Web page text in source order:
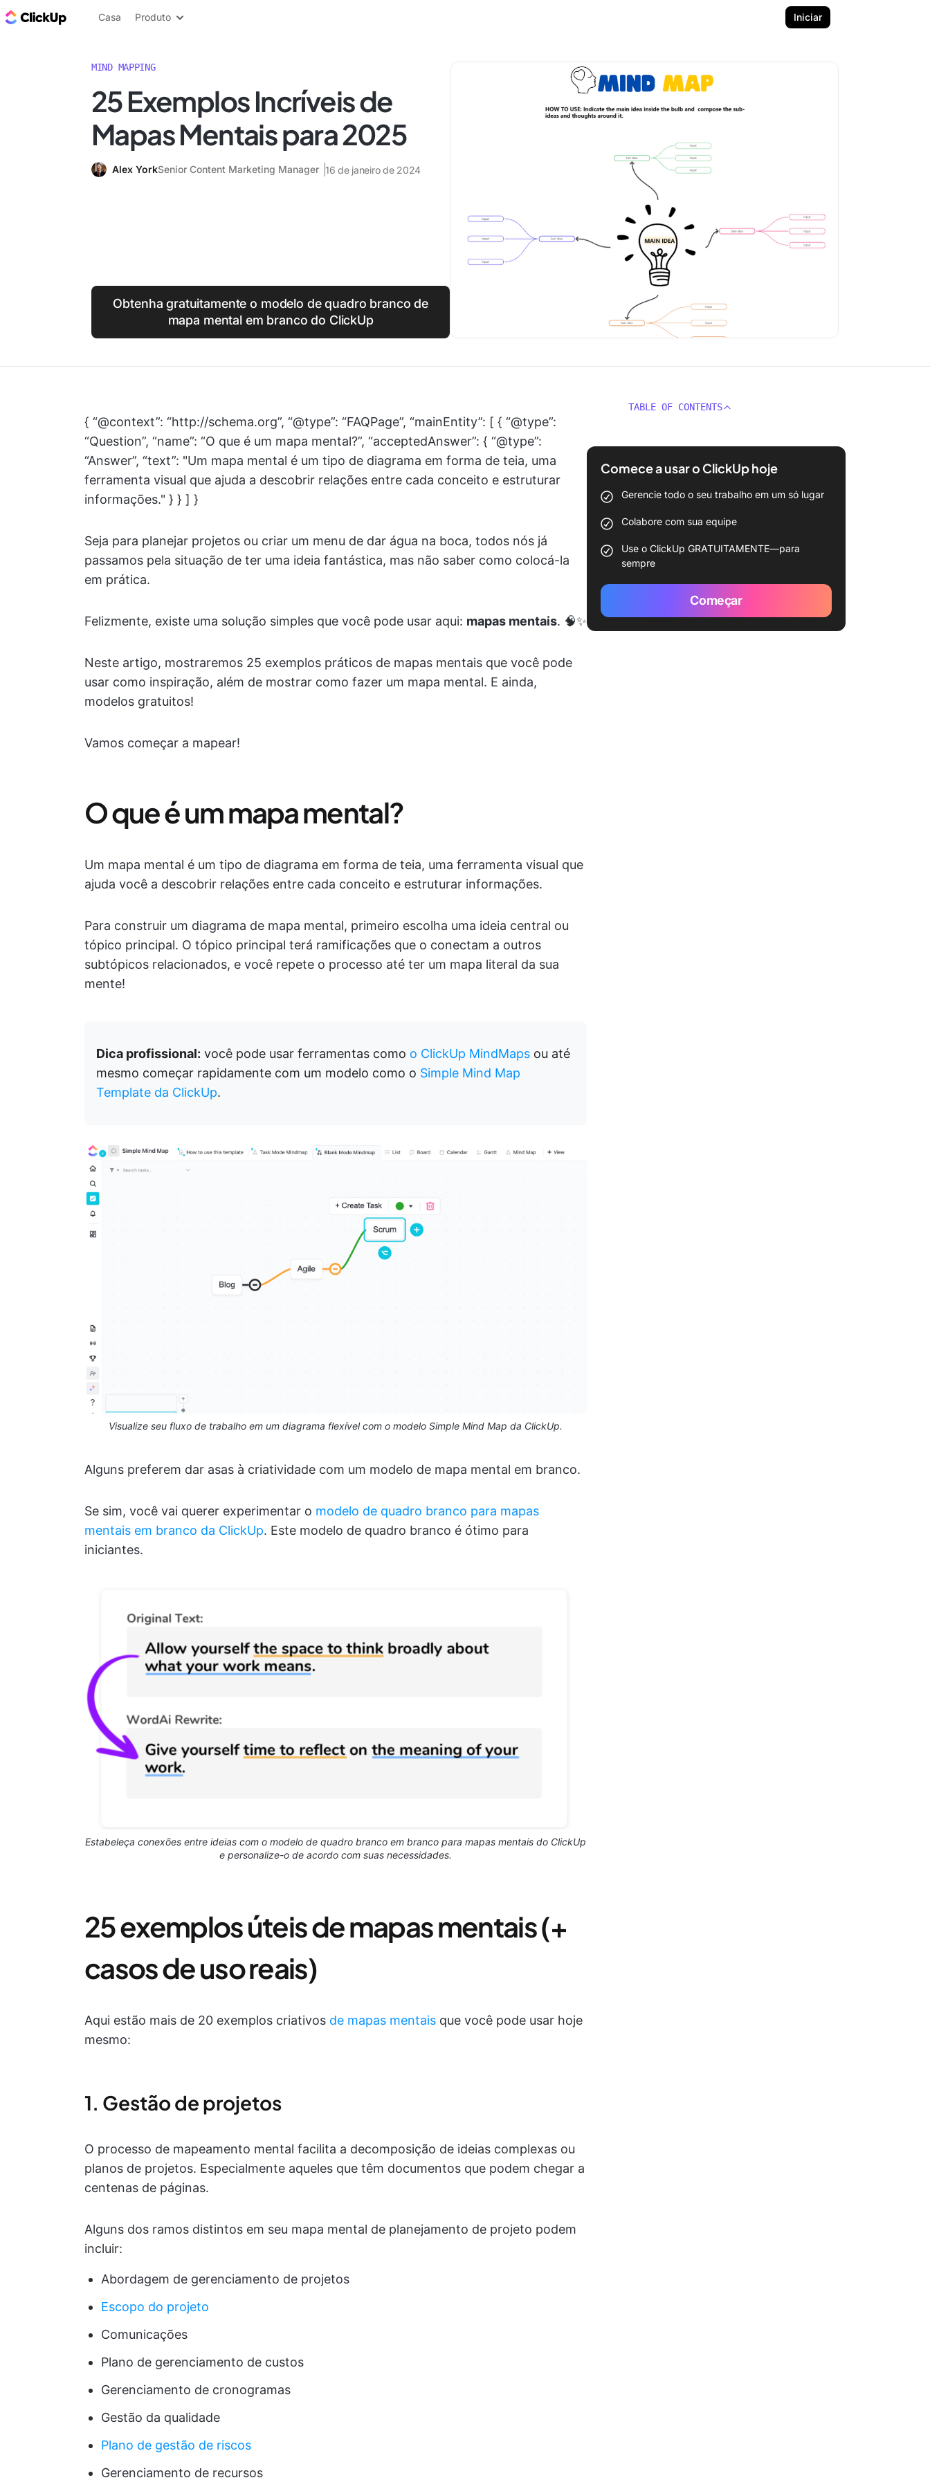
ClickUp Blogue
Casa Produto Iniciar
MIND MAPPING
25 Exemplos Incríveis de
Mapas Mentais para 2025
Alex YorkSenior Content Marketing Manager 16 de janeiro de 2024
Obtenha gratuitamente o modelo de quadro branco de
mapa mental em branco do ClickUp
{ “@context”: “http://schema.org”, “@type”: “FAQPage”, “mainEntity”: [ { “@type”:
“Question”, “name”: “O que é um mapa mental?”, “acceptedAnswer”: { “@type”:
“Answer”, “text”: "Um mapa mental é um tipo de diagrama em forma de teia, uma
ferramenta visual que ajuda a descobrir relações entre cada conceito e estruturar
informações." } } ] }
Seja para planejar projetos ou criar um menu de dar água na boca, todos nós já
passamos pela situação de ter uma ideia fantástica, mas não saber como colocá-la
em prática.
Felizmente, existe uma solução simples que você pode usar aqui: mapas mentais. 🧠✨
Neste artigo, mostraremos 25 exemplos práticos de mapas mentais que você pode
usar como inspiração, além de mostrar como fazer um mapa mental. E ainda,
modelos gratuitos!
Vamos começar a mapear!
O que é um mapa mental?
Um mapa mental é um tipo de diagrama em forma de teia, uma ferramenta visual que
ajuda você a descobrir relações entre cada conceito e estruturar informações.
Para construir um diagrama de mapa mental, primeiro escolha uma ideia central ou
tópico principal. O tópico principal terá ramificações que o conectam a outros
subtópicos relacionados, e você repete o processo até ter um mapa literal da sua
mente!
Dica profissional: você pode usar ferramentas como o ClickUp MindMaps ou até
mesmo começar rapidamente com um modelo como o Simple Mind Map
Template da ClickUp.
Visualize seu fluxo de trabalho em um diagrama flexível com o modelo Simple Mind Map da ClickUp.
Alguns preferem dar asas à criatividade com um modelo de mapa mental em branco.
Se sim, você vai querer experimentar o modelo de quadro branco para mapas
mentais em branco da ClickUp. Este modelo de quadro branco é ótimo para
iniciantes.
Estabeleça conexões entre ideias com o modelo de quadro branco em branco para mapas mentais do ClickUp
e personalize-o de acordo com suas necessidades.
25 exemplos úteis de mapas mentais (+
casos de uso reais)
Aqui estão mais de 20 exemplos criativos de mapas mentais que você pode usar hoje
mesmo:
1. Gestão de projetos
O processo de mapeamento mental facilita a decomposição de ideias complexas ou
planos de projetos. Especialmente aqueles que têm documentos que podem chegar a
centenas de páginas.
Alguns dos ramos distintos em seu mapa mental de planejamento de projeto podem
incluir:
Abordagem de gerenciamento de projetos
Escopo do projeto
Comunicações
Plano de gerenciamento de custos
Gerenciamento de cronogramas
Gestão da qualidade
Plano de gestão de riscos
Gerenciamento de recursos
TABLE OF CONTENTS
Comece a usar o ClickUp hoje
Gerencie todo o seu trabalho em um só lugar
Colabore com sua equipe
Use o ClickUp GRATUITAMENTE—para
sempre
Começar